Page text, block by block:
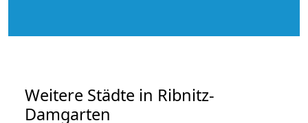
Weitere Städte in Ribnitz-
Damgarten